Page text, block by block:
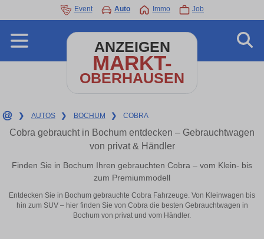
Event Auto Immo Job
ANZEIGEN
MARKT-
OBERHAUSEN
❯ AUTOS ❯ BOCHUM ❯ COBRA
Cobra gebraucht in Bochum entdecken – Gebrauchtwagen
von privat & Händler
Finden Sie in Bochum Ihren gebrauchten Cobra – vom Klein- bis
zum Premiummodell
Entdecken Sie in Bochum gebrauchte Cobra Fahrzeuge. Von Kleinwagen bis
hin zum SUV – hier finden Sie von Cobra die besten Gebrauchtwagen in
Bochum von privat und vom Händler.